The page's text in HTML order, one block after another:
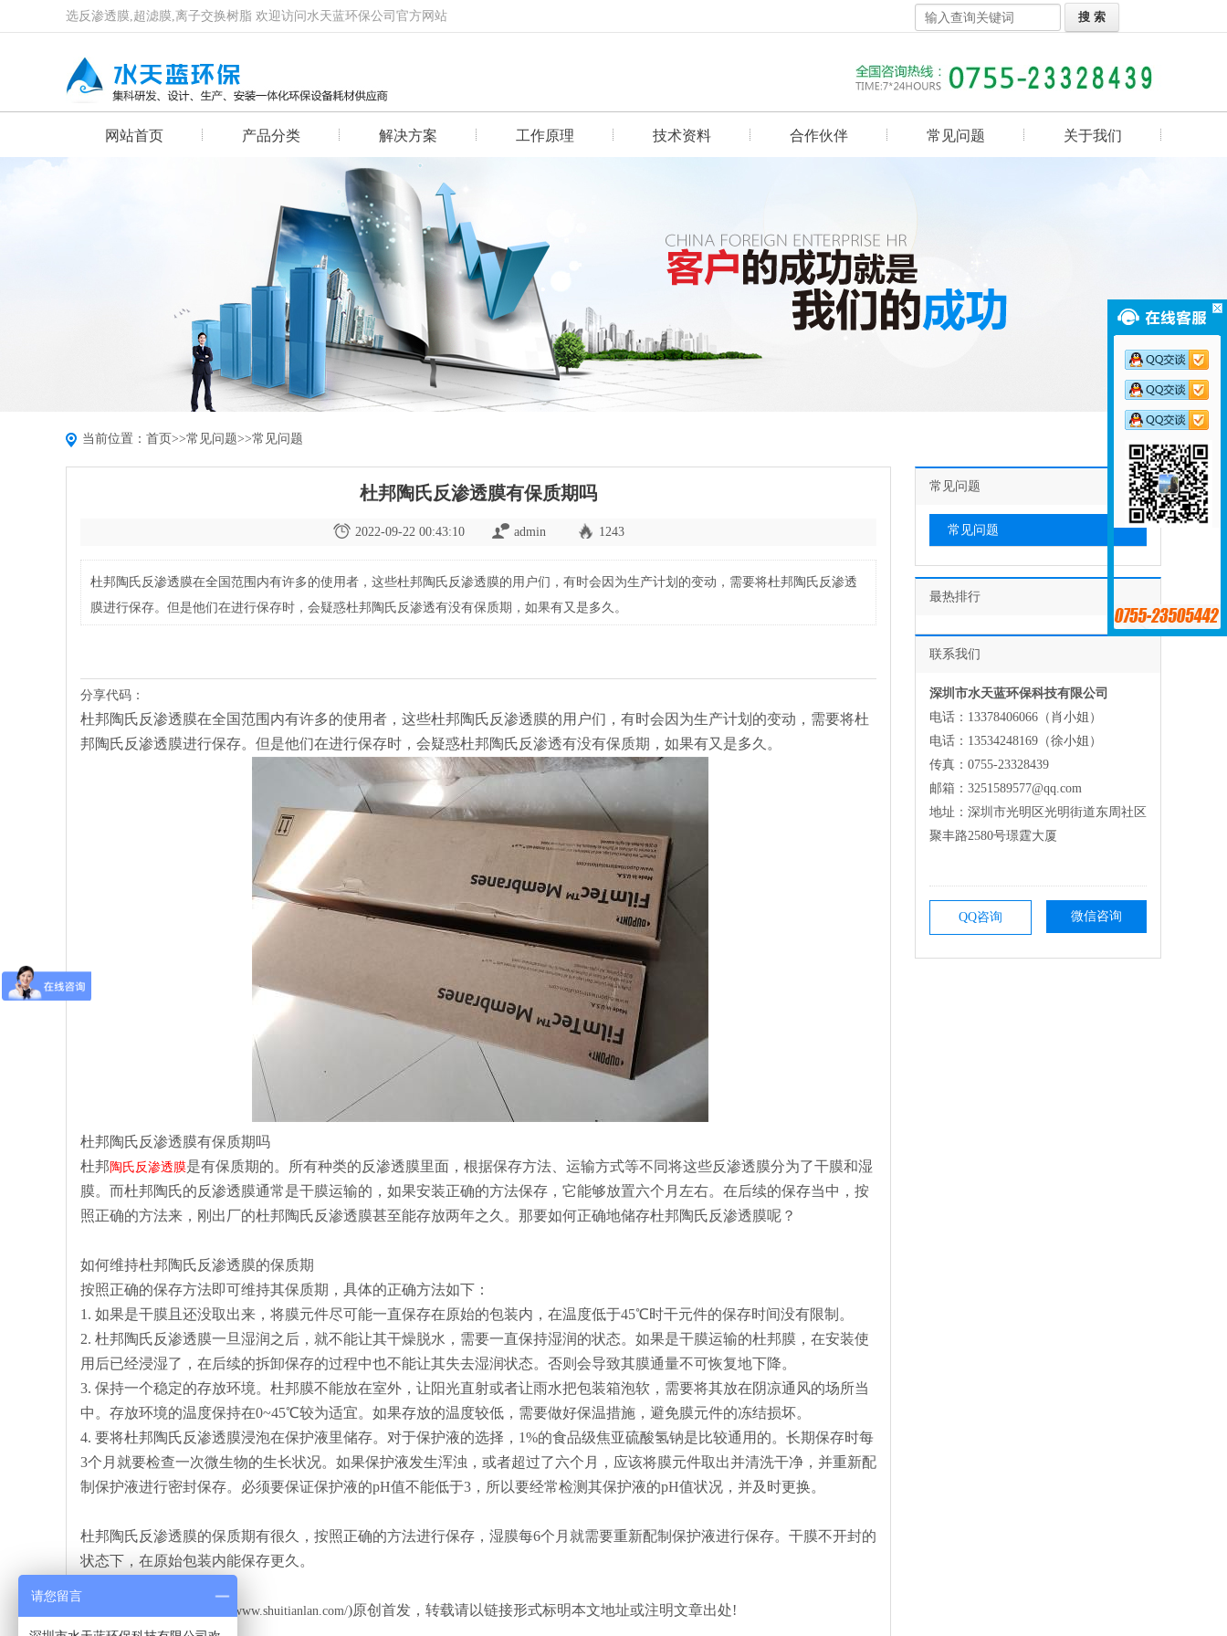
选反渗透膜,超滤膜,离子交换树脂 欢迎访问水天蓝环保公司官方网站
网站首页 产品分类 解决方案 工作原理 技术资料 合作伙伴 常见问题 关于我们
当前位置： 首页>>常见问题>>常见问题
杜邦陶氏反渗透膜有保质期吗
2022-09-22 00:43:10 admin 1243
杜邦陶氏反渗透膜在全国范围内有许多的使用者，这些杜邦陶氏反渗透膜的用户们，有时会因为生产计划的变动，需要将杜邦陶氏反渗透
膜进行保存。但是他们在进行保存时，会疑惑杜邦陶氏反渗透有没有保质期，如果有又是多久。
分享代码：
杜邦陶氏反渗透膜在全国范围内有许多的使用者，这些杜邦陶氏反渗透膜的用户们，有时会因为生产计划的变动，需要将杜
邦陶氏反渗透膜进行保存。但是他们在进行保存时，会疑惑杜邦陶氏反渗透有没有保质期，如果有又是多久。
杜邦陶氏反渗透膜有保质期吗
杜邦 陶氏反渗透膜是有保质期的。所有种类的反渗透膜里面，根据保存方法、运输方式等不同将这些反渗透膜分为了干膜和湿
膜。而杜邦陶氏的反渗透膜通常是干膜运输的，如果安装正确的方法保存，它能够放置六个月左右。在后续的保存当中，按
照正确的方法来，刚出厂的杜邦陶氏反渗透膜甚至能存放两年之久。那要如何正确地储存杜邦陶氏反渗透膜呢？
如何维持杜邦陶氏反渗透膜的保质期
按照正确的保存方法即可维持其保质期，具体的正确方法如下：
1. 如果是干膜且还没取出来，将膜元件尽可能一直保存在原始的包装内，在温度低于45℃时干元件的保存时间没有限制。
2. 杜邦陶氏反渗透膜一旦湿润之后，就不能让其干燥脱水，需要一直保持湿润的状态。如果是干膜运输的杜邦膜，在安装使
用后已经浸湿了，在后续的拆卸保存的过程中也不能让其失去湿润状态。否则会导致其膜通量不可恢复地下降。
3. 保持一个稳定的存放环境。杜邦膜不能放在室外，让阳光直射或者让雨水把包装箱泡软，需要将其放在阴凉通风的场所当
中。存放环境的温度保持在0~45℃较为适宜。如果存放的温度较低，需要做好保温措施，避免膜元件的冻结损坏。
4. 要将杜邦陶氏反渗透膜浸泡在保护液里储存。对于保护液的选择，1%的食品级焦亚硫酸氢钠是比较通用的。长期保存时每
3个月就要检查一次微生物的生长状况。如果保护液发生浑浊，或者超过了六个月，应该将膜元件取出并清洗干净，并重新配
制保护液进行密封保存。必须要保证保护液的pH值不能低于3，所以要经常检测其保护液的pH值状况，并及时更换。
杜邦陶氏反渗透膜的保质期有很久，按照正确的方法进行保存，湿膜每6个月就需要重新配制保护液进行保存。干膜不开封的
状态下，在原始包装内能保存更久。
http://www.shuitianlan.com/)原创首发，转载请以链接形式标明本文地址或注明文章出处!
常见问题
常见问题
最热排行
联系我们
深圳市水天蓝环保科技有限公司
电话：13378406066（肖小姐）
电话：13534248169（徐小姐）
传真：0755-23328439
邮箱：3251589577@qq.com
地址：深圳市光明区光明街道东周社区
聚丰路2580号璟霆大厦
QQ咨询 微信咨询
请您留言